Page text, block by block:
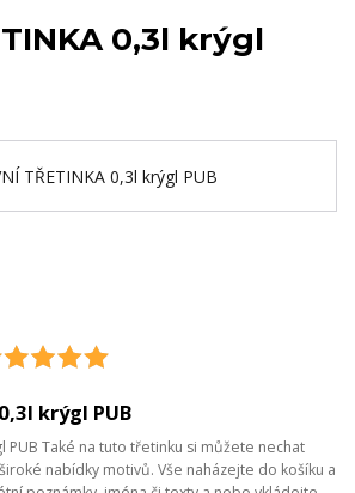
0,3l krýgl
krýgl PUB
PUB Také na tuto třetinku si můžete nechat
nabídky motivů. Vše naházejte do košíku a